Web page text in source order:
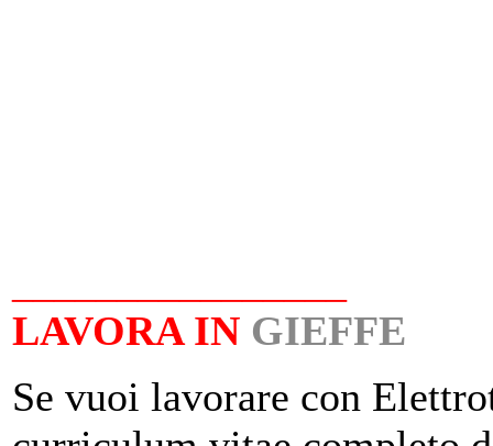
LAVORA IN GIEFFE
Se vuoi lavorare con